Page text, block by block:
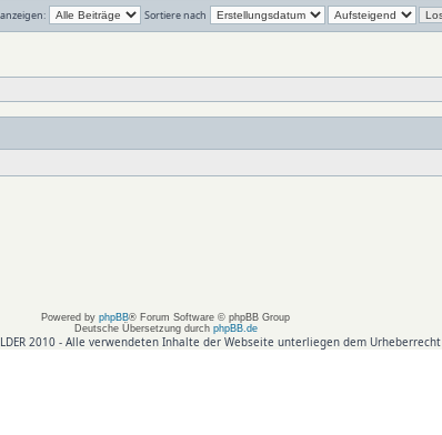
Sortiere nach
Powered by phpBB® Forum Software © phpBB Group
Deutsche Übersetzung durch phpBB.de
2010 - Alle verwendeten Inhalte der Webseite unterliegen dem Urheberrecht